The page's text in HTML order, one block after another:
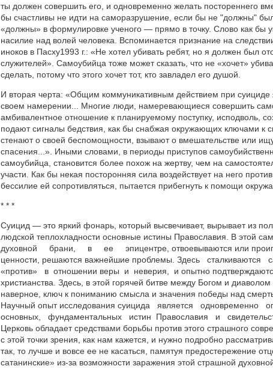
ты должен совершить его, и одновременно желать постореннего
бы счастливы не идти на саморазрушение, если бы не "должны"
«должны» в формулировке ученого — прямо в точку. Слово как бы
насилие над волей человека. Вспоминается признание на
иноков в Пасху1993 г.: «Не хотел убивать ребят, но я должен был
служителей». Самоубийца тоже может сказать, что не «хочет»
сделать, потому что этого хочет тот, кто завладел его душой.
И вторая черта: «Общим коммуникативным действием при
своем намерении... Многие люди, намеревающиеся совершить
амбивалентное отношение к планируемому поступку, исподволь,
подают сигналы бедствия, как бы снабжая окружающих ключами к
стенают о своей беспомощности, взывают о вмешательстве или
спасения...». Иными словами, в периоды приступов
самоубийца, становится более похож на жертву, чем на
участи. Как бы некая посторонняя сила воздействует на него
бессилие ей сопротивляться, пытается прибегнуть к помощи
* * *
Суицид — это яркий фонарь, который высвечивает, вырывает из
людской теплохладности основные истины Православия. В этой
духовной брани, в ее эпицентре, отвоевываются или
ценности, решаются важнейшие проблемы. Здесь
«против» в отношении веры и неверия, и опытно
христианства. Здесь, в этой горячей битве между Богом и
наверное, ключ к пониманию смысла и значения победы над
Научный опыт исследования суицида является одновременно
основных, фундаментальных истин Православия и
Церковь обладает средствами борьбы против этого страшного
с этой точки зрения, как нам кажется, и нужно подробно
так, то лучше и вовсе ее не касаться, памятуя предостережение
сатанинские» из-за возможности заражения этой страшной